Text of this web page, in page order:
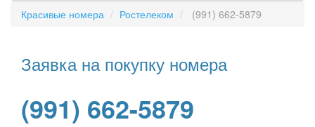
Красивые номера Ростелеком (991) 662-5879
Заявка на покупку номера
(991) 662-5879